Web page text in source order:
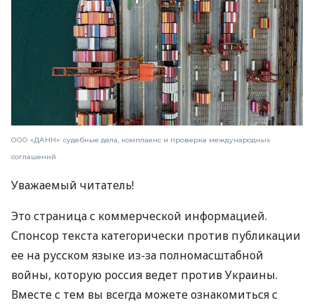
ООО «ДАНН»: судебные дела, комплаенс и проверка международных
соглашений
Уважаемый читатель!
Это страница с коммерческой информацией.
Спонсор текста категорически против публикации
ее на русском языке из-за полномасштабной
войны, которую россия ведет против Украины.
Вместе с тем вы всегда можете ознакомиться с